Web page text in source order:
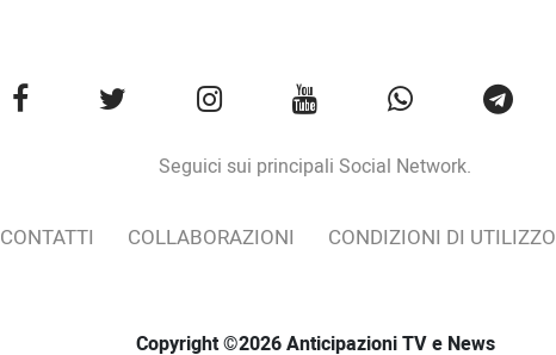
Seguici sui principali Social Network.
CONTATTI COLLABORAZIONI CONDIZIONI DI UTILIZZO
Copyright ©2026 Anticipazioni TV e News